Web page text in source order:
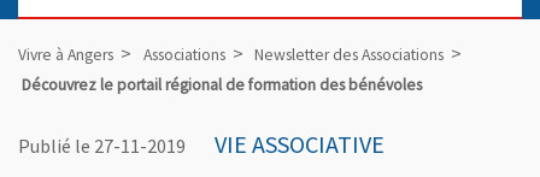
Vivre à Angers Associations
Newsletter des Associations
Découvrez le portail régional de formation des bénévoles
Publié le 27-11-2019 VIE ASSOCIATIVE